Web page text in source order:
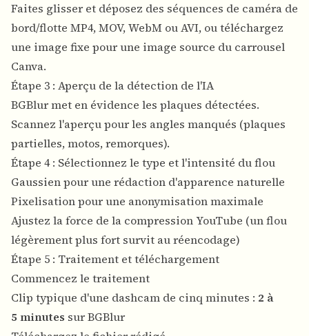
Faites glisser et déposez des séquences de caméra de
bord/flotte MP4, MOV, WebM ou AVI, ou téléchargez
une image fixe pour une image source du carrousel
Canva.
Étape 3 : Aperçu de la détection de l'IA
BGBlur met en évidence les plaques détectées.
Scannez l'aperçu pour les angles manqués (plaques
partielles, motos, remorques).
Étape 4 : Sélectionnez le type et l'intensité du flou
Gaussien pour une rédaction d'apparence naturelle
Pixelisation pour une anonymisation maximale
Ajustez la force de la compression YouTube (un flou
légèrement plus fort survit au réencodage)
Étape 5 : Traitement et téléchargement
Commencez le traitement
Clip typique d'une dashcam de cinq minutes : 2 à
5 minutes sur BGBlur